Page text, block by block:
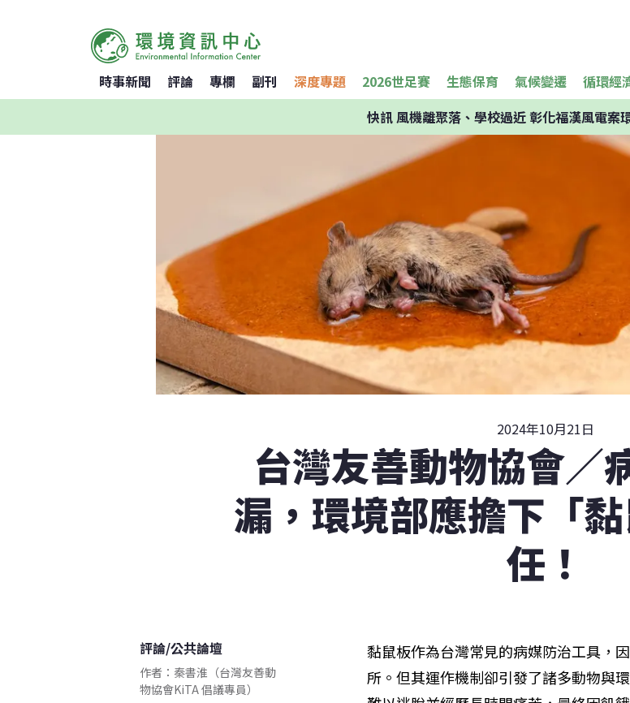
時事新聞 評論 專欄 副刊 深度專題 2026世足賽 生態保育 氣候變遷 循環經
快訊風機離聚落、學校過近 彰化福漢風電案
2024年10月21日
台灣友善動物協會／
漏，環境部應擔下「
任！
評論/公共論壇
作者：秦書淮（台灣友善動
物協會KiTA 倡議專員）
黏鼠板作為台灣常見的病媒防治工具，
所。但其運作機制卻引發了諸多動物與